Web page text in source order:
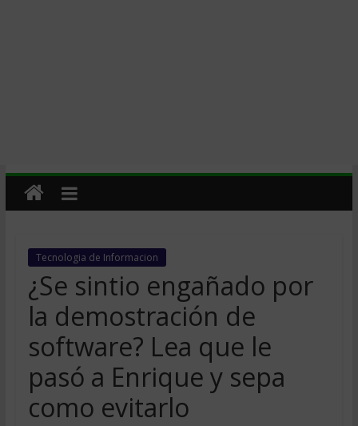
Tecnologia de Informacion
¿Se sintio engañado por
la demostración de
software? Lea que le
pasó a Enrique y sepa
como evitarlo